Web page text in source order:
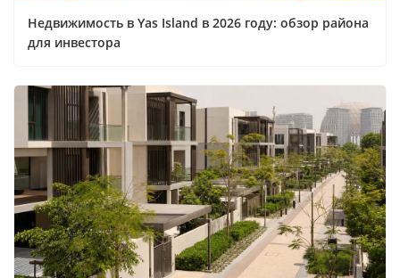
Недвижимость в Yas Island в 2026 году: обзор района
для инвестора